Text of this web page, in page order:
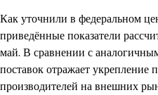
Как уточнили в федеральном
приведённые показатели
май. В сравнении с
поставок отражает укрепление
производителей на внешних